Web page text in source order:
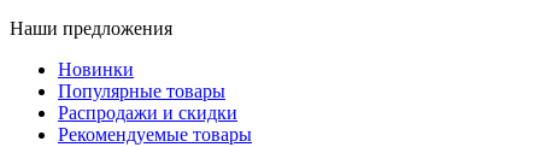
Наши предложения
Новинки
Популярные товары
Распродажи и скидки
Рекомендуемые товары